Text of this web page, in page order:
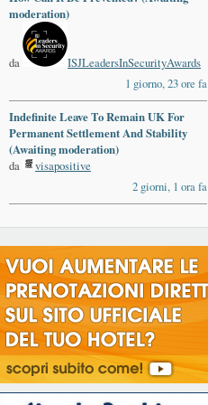
moderation)
da
ISJLeadersInSecurityAwards
1 giorno, 23 ore fa
Indefinite Leave To Remain UK For
Permanent Settlement And Stability
(Awaiting moderation)
da
visapositive
2 giorni, 1 ora fa